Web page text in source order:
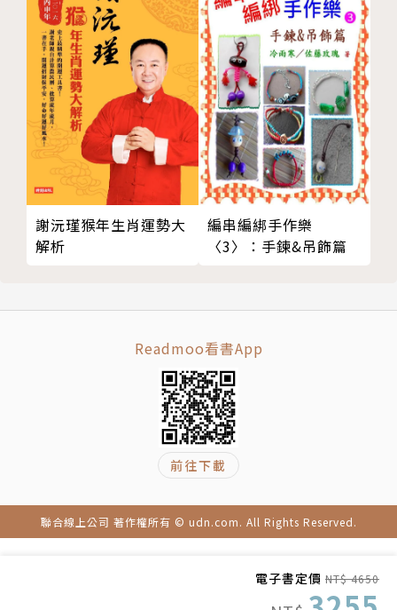
電子書定價 NT$ 4650
謝沅瑾猴年生肖運勢大
解析
編串編綁手作樂
〈3〉：手鍊&吊飾篇
Readmoo看書App
前往下載
聯合線上公司 著作權所有 © udn.com. All Rights Reserved.